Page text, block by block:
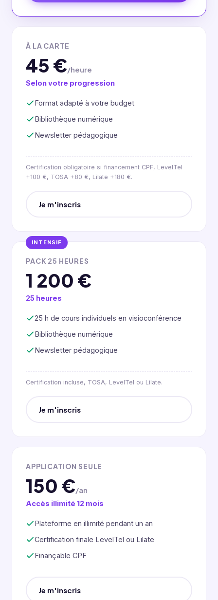
À LA CARTE
45 €/heure
Selon votre progression
Format adapté à votre budget
Bibliothèque numérique
Newsletter pédagogique
Certification obligatoire si financement CPF, LevelTel
+100 €, TOSA +80 €, Lilate +180 €.
Je m'inscris
INTENSIF
PACK 25 HEURES
1 200 €
25 heures
25 h de cours individuels en visioconférence
Bibliothèque numérique
Newsletter pédagogique
Certification incluse, TOSA, LevelTel ou Lilate.
Je m'inscris
APPLICATION SEULE
150 €/an
Accès illimité 12 mois
Plateforme en illimité pendant un an
Certification finale LevelTel ou Lilate
Finançable CPF
Je m'inscris